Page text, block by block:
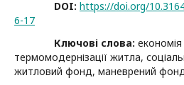
DOI: https://doi.org/
6-17
Ключові слова: економія
термомодернізації житла,
житловий фонд, маневрений